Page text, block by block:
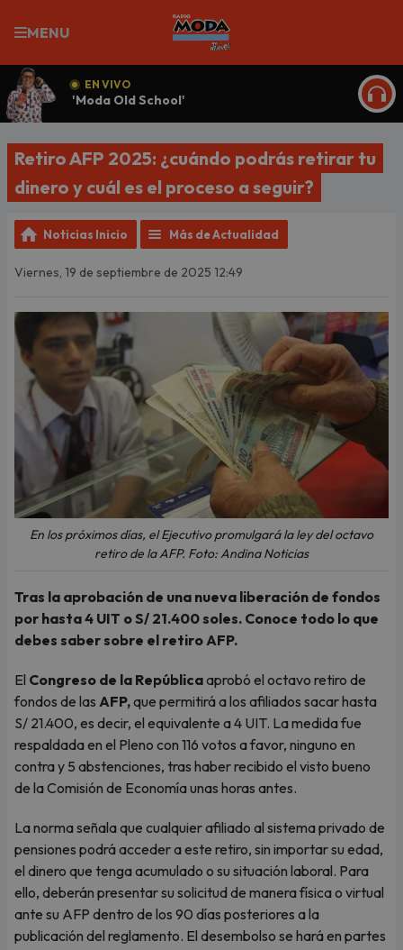
MENU
EN VIVO
'Moda Old School'
Retiro AFP 2025: ¿cuándo podrás retirar tu
dinero y cuál es el proceso a seguir?
Noticias Inicio Más de Actualidad
Viernes, 19 de septiembre de 2025 12:49
En los próximos días, el Ejecutivo promulgará la ley del octavo
retiro de la AFP. Foto: Andina Noticias
Tras la aprobación de una nueva liberación de fondos
por hasta 4 UIT o S/ 21.400 soles. Conoce todo lo que
debes saber sobre el retiro AFP.
El Congreso de la Repúblicaaprobó el octavo retiro de
fondos de las AFP,que permitirá a los afiliados sacar hasta
S/ 21.400, es decir, el equivalente a 4 UIT. La medida fue
respaldada en el Pleno con 116 votos a favor, ninguno en
contra y 5 abstenciones, tras haber recibido el visto bueno
de la Comisión de Economía unas horas antes.
La norma señala que cualquier afiliado al sistema privado de
pensiones podrá acceder a este retiro, sin importar su edad,
el dinero que tenga acumulado o su situación laboral. Para
ello, deberán presentar su solicitud de manera física o virtual
ante su AFP dentro de los 90 días posteriores a la
publicación del reglamento. El desembolso se hará en partes